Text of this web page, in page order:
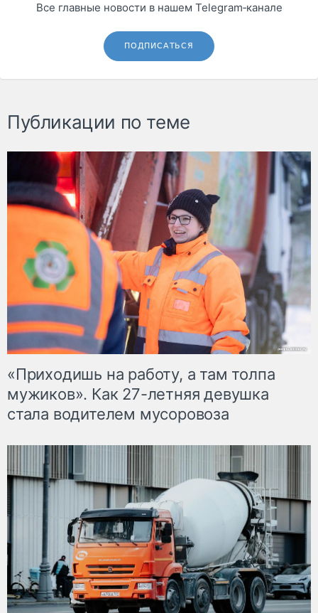
Все главные новости в нашем Telegram‑канале
ПОДПИСАТЬСЯ
Публикации по теме
«Приходишь на работу, а там толпа
мужиков». Как 27-летняя девушка
стала водителем мусоровоза